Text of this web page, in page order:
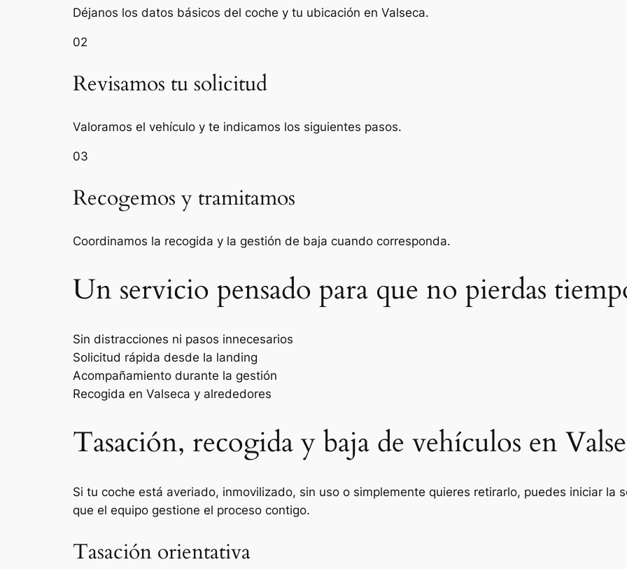
Déjanos los datos básicos del coche y tu ubicación en Valseca.
02
Revisamos tu solicitud
Valoramos el vehículo y te indicamos los siguientes pasos.
03
Recogemos y tramitamos
Coordinamos la recogida y la gestión de baja cuando corresponda.
Un servicio pensado para que no pierdas
Sin distracciones ni pasos innecesarios
Solicitud rápida desde la landing
Acompañamiento durante la gestión
Recogida en Valseca y alrededores
Tasación, recogida y baja de vehículos en
Si tu coche está averiado, inmovilizado, sin uso o simplemente quieres retirarlo, puedes iniciar la
que el equipo gestione el proceso contigo.
Tasación orientativa